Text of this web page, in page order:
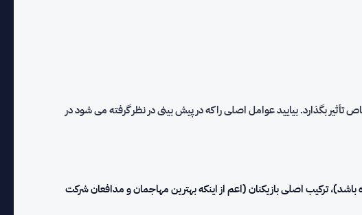
تأثیر بگذارد. بیایید عوامل اصلی را که در پیش بینی در نظر گرفته می شود در
روانی - شاید ليدر تیم یا دروازه بان اصلی برای 1 بازی یا بیشتر حذف شده باشد)، ترکیب اصلی بازیکنان (اعم از اینکه بهترین مهاجمان و مدافعان شرکت